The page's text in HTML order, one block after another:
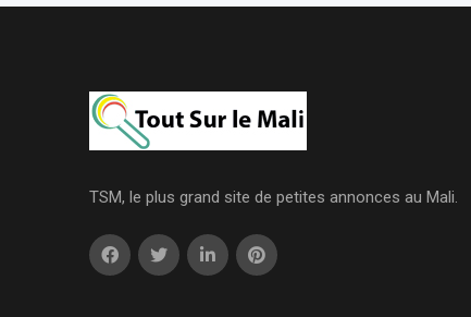
TSM, le plus grand site de petites annonces au Mali.